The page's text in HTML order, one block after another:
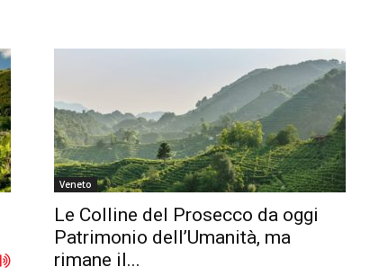
Veneto
Le Colline del Prosecco da oggi
Patrimonio dell’Umanità, ma
rimane il...